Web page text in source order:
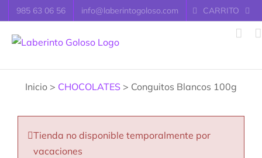
Saltar
al
contenido
985 63 06 56 info@laberintogoloso.com CARRITO
Inicio > CHOCOLATES > Conguitos Blancos 100g
Tienda no disponible temporalmente por
vacaciones